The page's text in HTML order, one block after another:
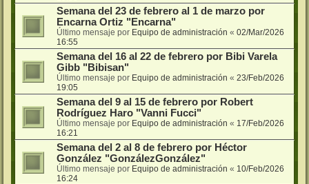
Semana del 23 de febrero al 1 de marzo por
Encarna Ortiz "Encarna"
Último mensaje por Equipo de administración « 02/Mar/2026
16:55
Semana del 16 al 22 de febrero por Bibi Varela
Gibb "Bibisan"
Último mensaje por Equipo de administración « 23/Feb/2026
19:05
Semana del 9 al 15 de febrero por Robert
Rodríguez Haro "Vanni Fucci"
Último mensaje por Equipo de administración « 17/Feb/2026
16:21
Semana del 2 al 8 de febrero por Héctor
González "GonzálezGonzález"
Último mensaje por Equipo de administración « 10/Feb/2026
16:24